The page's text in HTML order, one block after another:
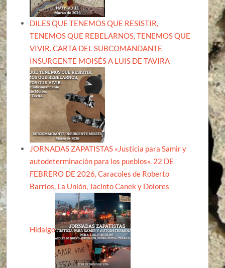
DILES QUE TENEMOS QUE RESISTIR,
TENEMOS QUE REBELARNOS, TENEMOS QUE
VIVIR. CARTA DEL SUBCOMANDANTE
INSURGENTE MOISÉS A LUIS DE TAVIRA
JORNADAS ZAPATISTAS «Justicia para Samir y
autodeterminación para los pueblos». 22 DE
FEBRERO DE 2026, Caracoles de Roberto
Barrios, La Unión, Jacinto Canek y Dolores
Hidalgo